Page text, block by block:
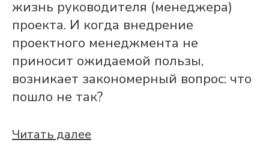
жизнь руководителя (менеджера)
проекта. И когда внедрение
проектного менеджмента не
приносит ожидаемой пользы,
возникает закономерный вопрос: что
пошло не так?
Читать далее